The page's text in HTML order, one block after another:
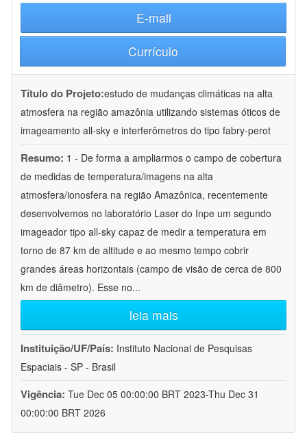
E-mail
Currículo
Título do Projeto:estudo de mudanças climáticas na alta
atmosfera na região amazônia utilizando sistemas óticos de
imageamento all-sky e interferômetros do tipo fabry-perot
Resumo: 1 - De forma a ampliarmos o campo de cobertura
de medidas de temperatura/imagens na alta
atmosfera/ionosfera na região Amazônica, recentemente
desenvolvemos no laboratório Laser do Inpe um segundo
imageador tipo all-sky capaz de medir a temperatura em
torno de 87 km de altitude e ao mesmo tempo cobrir
grandes áreas horizontais (campo de visão de cerca de 800
km de diâmetro). Esse no...
leia mais
Instituição/UF/País: Instituto Nacional de Pesquisas
Espaciais - SP - Brasil
Vigência: Tue Dec 05 00:00:00 BRT 2023-Thu Dec 31
00:00:00 BRT 2026